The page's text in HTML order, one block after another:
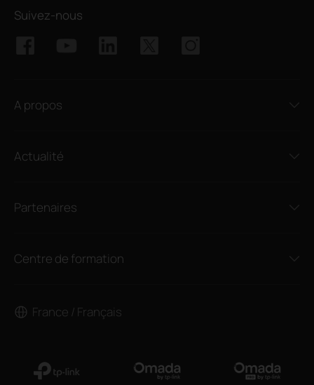
Suivez-nous
A propos
Actualité
Partenaires
Centre de formation
France / Français